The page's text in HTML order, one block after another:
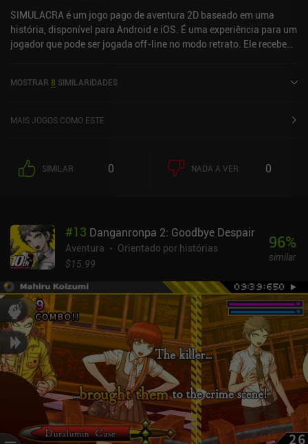
SIMULACRA é um jogo pago de aventura 2D baseado em uma
história, disponível para Android e iOS. É uma experiência para um
jogador que pode ser jogada off-line no modo retrato. Ele recebeu
4,8 de 5,0 no Google Play e 4,9 de 5,0 na iOS App Store.
MOSTRAR 8 SIMILARIDADES
MAIS JOGOS COMO ESTE
SIMILAR 0 NADA A VER 0
#13 Danganronpa 2: Goodbye Despair
Aventura
Orientado por histórias
$15.99
96%
similar